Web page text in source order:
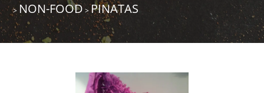
> NON-FOOD>PINATAS